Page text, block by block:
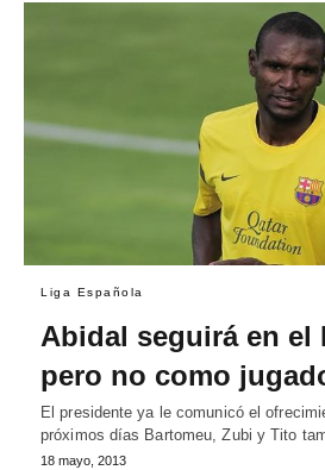
Liga Española
Abidal seguirá en el
pero no como
El presidente ya le comunicó el
próximos días Bartomeu, Zubi y Tito
18 mayo, 2013